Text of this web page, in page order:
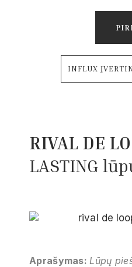
INFLUX
RIVAL DE
LASTING
Aprašymas: Lūpų